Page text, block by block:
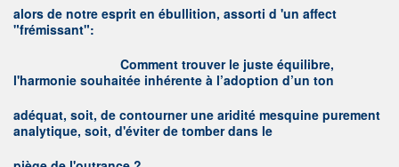
alors de notre esprit en ébullition, assorti d 'un affect
"frémissant":
Comment trouver le juste équilibre,
l'harmonie souhaitée inhérente à l’adoption d’un ton
adéquat, soit, de contourner une aridité mesquine purement
analytique, soit, d'éviter de tomber dans le